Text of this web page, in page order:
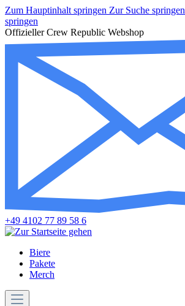
Zum Hauptinhalt springen Zur Suche springen
springen
Offizieller Crew Republic Webshop
+49 4102 77 89 58 6
Biere
Pakete
Merch